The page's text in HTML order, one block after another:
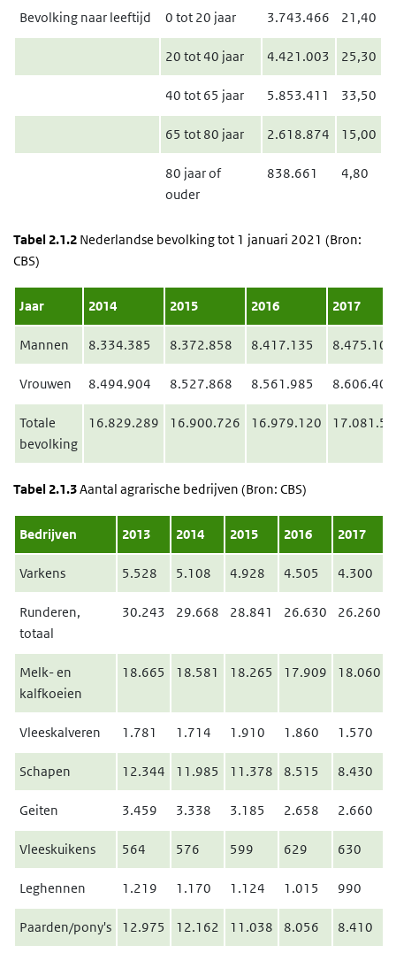
Bevolking naar leeftijd 0 tot 20 jaar 3.743.466 21,40
20 tot 40 jaar 4.421.003 25,30
40 tot 65 jaar 5.853.411 33,50
65 tot 80 jaar 2.618.874 15,00
80 jaar of
ouder
838.661 4,80
Tabel 2.1.2 Nederlandse bevolking tot 1 januari 2021 (Bron:
CBS)
Jaar 2014 2015 2016 2017
Mannen 8.334.385 8.372.858 8.417.135 8.475.102
Vrouwen 8.494.904 8.527.868 8.561.985 8.606.405
Totale
bevolking
16.829.289 16.900.726 16.979.120
Tabel 2.1.3Aantal agrarische bedrijven (Bron: CBS)
Bedrijven 2013 2014 2015 2016 2017
Varkens 5.528 5.108 4.928 4.505 4.300
Runderen,
totaal
30.243 29.668 28.841 26.630 26.260
Melk- en
kalfkoeien
18.665 18.581 18.265 17.909 18.060
Vleeskalveren 1.781 1.714 1.910 1.860 1.570
Schapen 12.344 11.985 11.378 8.515 8.430
Geiten 3.459 3.338 3.185 2.658 2.660
Vleeskuikens 564 576 599 629 630
Leghennen 1.219 1.170 1.124 1.015 990
Paarden/pony's 12.975 12.162 11.038 8.056 8.410